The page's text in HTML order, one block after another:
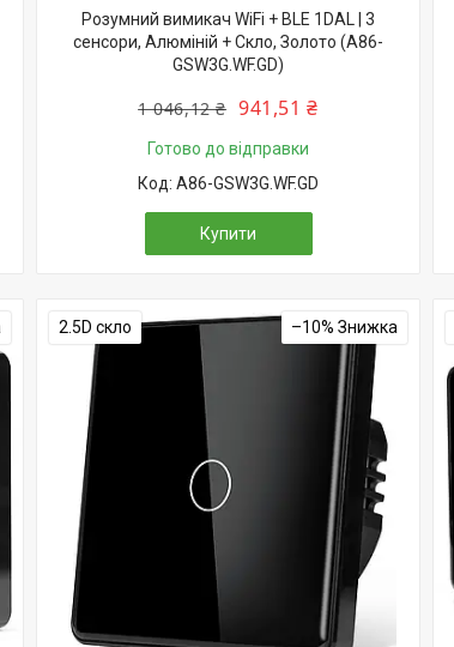
Розумний вимикач WiFi + BLE 1DAL | 3
сенсори, Алюміній + Скло, Золото (A86-
GSW3G.WF.GD)
1 046,12 ₴ 941,51 ₴
Готово до відправки
A86-GSW3G.WF.GD
Купити
2.5D скло –10%